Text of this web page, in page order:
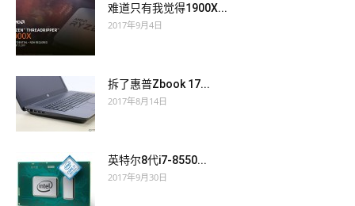
难道只有我觉得1900X...
2017年9月4日
拆了惠普Zbook 17...
2017年8月14日
英特尔8代i7-8550...
2017年9月30日